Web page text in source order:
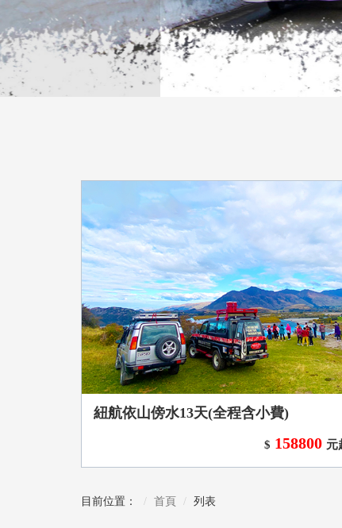
紐航依山傍水13天(全程含小費)
$ 158800 元
目前位置： 首頁 列表